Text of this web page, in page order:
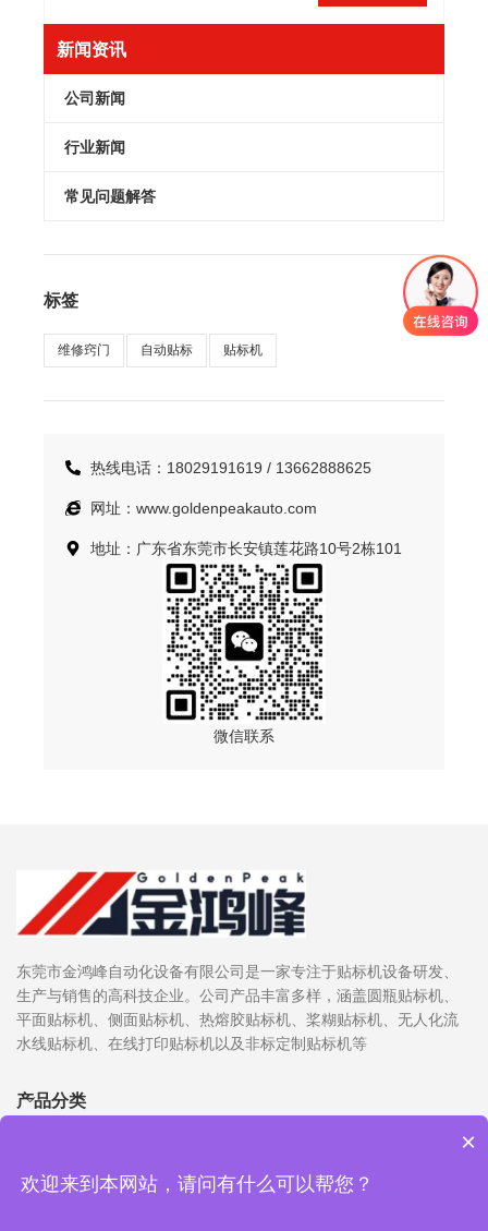
新闻资讯
公司新闻
行业新闻
常见问题解答
标签
维修窍门 自动贴标 贴标机
热线电话：18029191619 / 13662888625
网址：www.goldenpeakauto.com
地址：广东省东莞市长安镇莲花路10号2栋101
微信联系
东莞市金鸿峰自动化设备有限公司是一家专注于贴标机设备研发、
生产与销售的高科技企业。公司产品丰富多样，涵盖圆瓶贴标机、
平面贴标机、侧面贴标机、热熔胶贴标机、桨糊贴标机、无人化流
水线贴标机、在线打印贴标机以及非标定制贴标机等
产品分类
×
欢迎来到本网站，请问有什么可以帮您？